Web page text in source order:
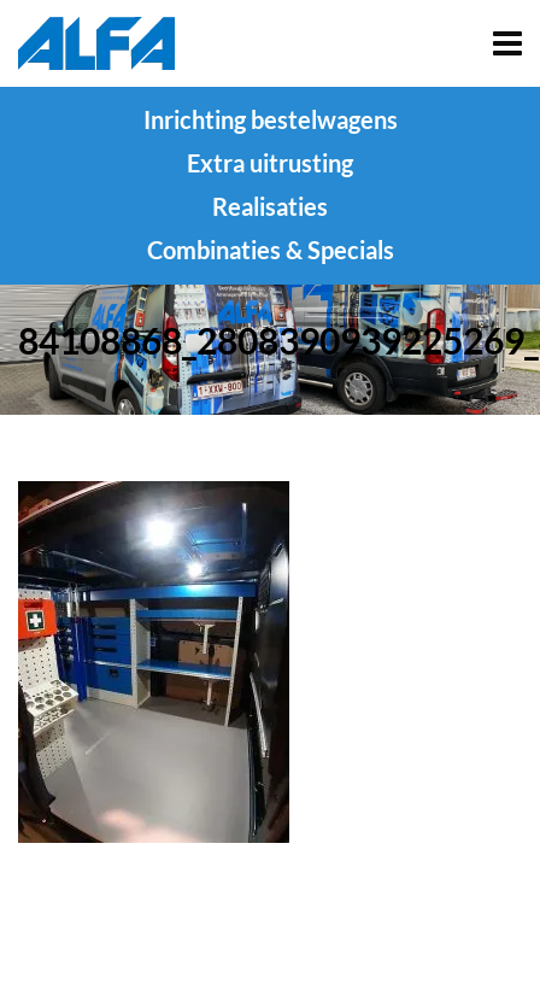
Inrichting bestelwagens
Extra uitrusting
Realisaties
Combinaties & Specials